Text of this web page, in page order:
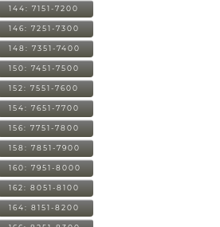
144: 7151-7200
146: 7251-7300
148: 7351-7400
150: 7451-7500
152: 7551-7600
154: 7651-7700
156: 7751-7800
158: 7851-7900
160: 7951-8000
162: 8051-8100
164: 8151-8200